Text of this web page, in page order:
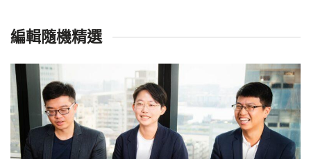
編輯隨機精選